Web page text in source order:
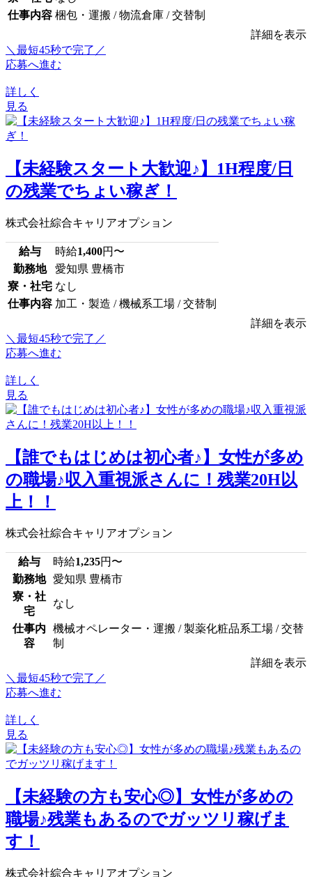
仕事内容 梱包・運搬 / 物流倉庫 / 交替制
詳細を表示
＼最短45秒で完了／
応募へ進む
詳しく
見る
【未経験スタート大歓迎♪】1H程度/日
の残業でちょい稼ぎ！
株式会社綜合キャリアオプション
給与 時給1,400円〜
勤務地
愛知県 豊橋市
寮・社宅 なし
仕事内容 加工・製造 / 機械系工場 / 交替制
詳細を表示
＼最短45秒で完了／
応募へ進む
詳しく
見る
【誰でもはじめは初心者♪】女性が多め
の職場♪収入重視派さんに！残業20H以
上！！
株式会社綜合キャリアオプション
給与 時給1,235円〜
勤務地
愛知県 豊橋市
寮・社
宅
なし
仕事内
容
機械オペレーター・運搬 / 製薬化粧品系工場 / 交替
制
詳細を表示
＼最短45秒で完了／
応募へ進む
詳しく
見る
【未経験の方も安心◎】女性が多めの
職場♪残業もあるのでガッツリ稼げま
す！
株式会社綜合キャリアオプション